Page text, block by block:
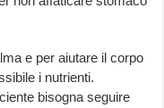
e per aiutare il corpo
i nutrienti.
bisogna seguire